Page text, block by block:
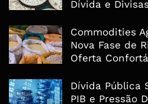
Dívida e
Commodities
Nova Fase de
Oferta
Dívida Pública
PIB e Pressão